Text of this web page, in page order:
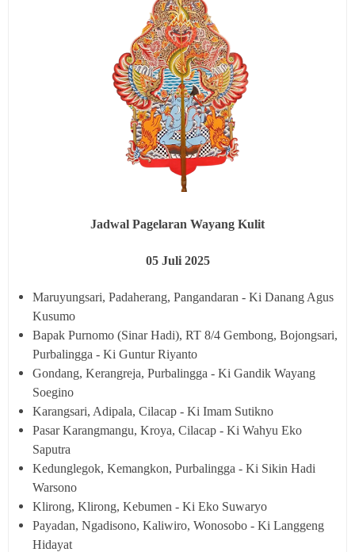
Jadwal Pagelaran Wayang Kulit
05Juli 2025
Maruyungsari, Padaherang, Pangandaran - Ki Danang Agus
Kusumo
Bapak Purnomo (Sinar Hadi), RT 8/4 Gembong, Bojongsari,
Purbalingga - Ki Guntur Riyanto
Gondang, Kerangreja, Purbalingga - Ki Gandik Wayang
Soegino
Karangsari, Adipala, Cilacap - Ki Imam Sutikno
Pasar Karangmangu, Kroya, Cilacap - Ki Wahyu Eko
Saputra
Kedunglegok, Kemangkon, Purbalingga - Ki Sikin Hadi
Warsono
Klirong, Klirong, Kebumen - Ki Eko Suwaryo
Payadan, Ngadisono, Kaliwiro, Wonosobo - Ki Langgeng
Hidayat